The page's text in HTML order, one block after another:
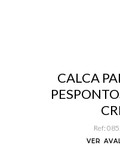
CALCA
Ref:
VER